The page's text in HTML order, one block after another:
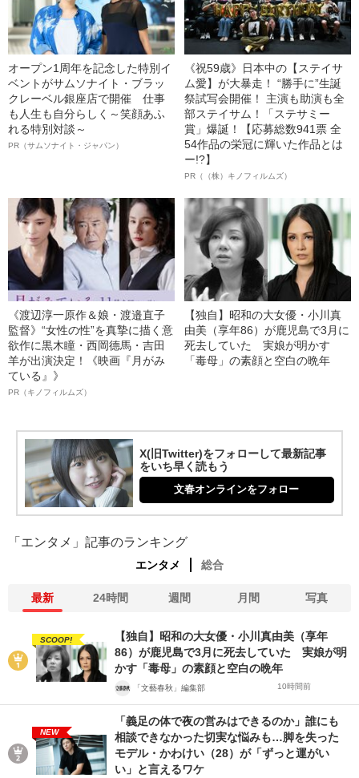
オープン1周年を記念した特別イ
ベントがサムソナイト・ブラッ
クレーベル銀座店で開催 仕事
も人生も自分らしく～笑顔あふ
れる特別対談～
PR（サムソナイト・ジャパン）
《祝59歳》日本中の【ステイサ
ム愛】が大暴走！ “勝手に”生誕
祭試写会開催！ 主演も助演も全
部ステイサム！「ステサミー
賞」爆誕！【応募総数941票 全
54作品の栄冠に輝いた作品とは
ー!?】
PR（（株）キノフィルムズ）
《渡辺淳一原作＆娘・渡邉直子
監督》“女性の性”を真摯に描く意
欲作に黒木瞳・西岡德馬・吉田
羊が出演決定！《映画『月がみ
ている』》
PR（キノフィルムズ）
【独自】昭和の大女優・小川真
由美（享年86）が鹿児島で3月に
死去していた 実娘が明かす
「毒母」の素顔と空白の晩年
X(旧Twitter)をフォローして最新記事
をいち早く読もう
文春オンラインをフォロー
「エンタメ」記事のランキング
エンタメ 総合
最新 24時間 週間 月間 写真
SCOOP!
【独自】昭和の大女優・小川真由美（享年
86）が鹿児島で3月に死去していた 実娘が明
かす「毒母」の素顔と空白の晩年
「文藝春秋」編集部 10時間前
NEW
「義足の体で夜の営みはできるのか」誰にも
相談できなかった切実な悩みも…脚を失った
モデル・かわけい（28）が「ずっと運がい
い」と言えるワケ